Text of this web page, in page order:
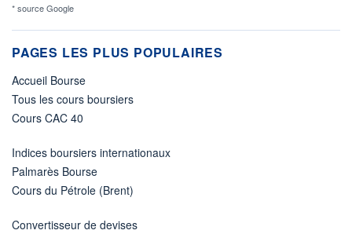
* source Google
PAGES LES PLUS POPULAIRES
Accueil Bourse
Tous les cours boursiers
Cours CAC 40
Indices boursiers internationaux
Palmarès Bourse
Cours du Pétrole (Brent)
Convertisseur de devises